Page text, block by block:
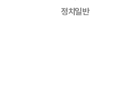
정치일반